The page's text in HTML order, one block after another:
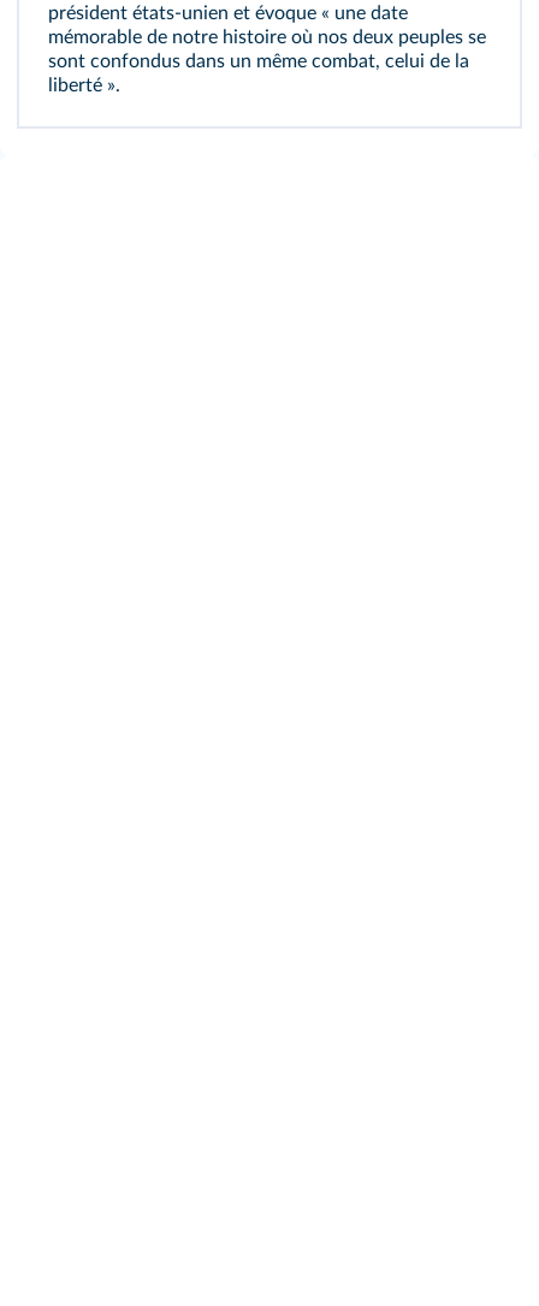
président états‑unien et évoque « une date
mémorable de notre histoire où nos deux peuples se
sont confondus dans un même combat, celui de la
liberté ».